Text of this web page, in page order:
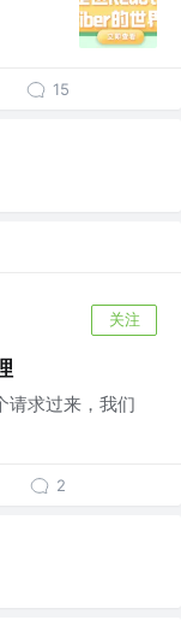
15
关注
请求过来，我们
2